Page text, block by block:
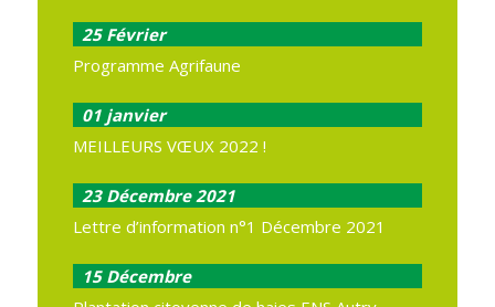
25 Février
Programme Agrifaune
01 janvier
MEILLEURS VŒUX 2022 !
23 Décembre 2021
Lettre d’information n°1 Décembre 2021
15 Décembre